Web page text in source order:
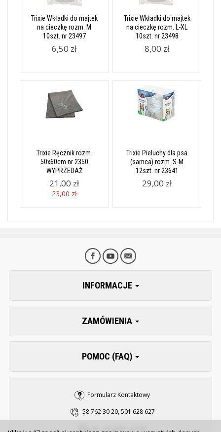
Trixie Wkładki do majtek
na cieczkę rozm. M
10szt. nr 23497
6,50 zł
Trixie Wkładki do majtek
na cieczkę rozm. L-XL
10szt. nr 23498
8,00 zł
Trixie Ręcznik rozm.
50x60cm nr 2350
WYPRZEDAŻ
21,00 zł
23,00 zł
Trixie Pieluchy dla psa
(samca) rozm. S-M
12szt. nr 23641
29,00 zł
INFORMACJE
ZAMÓWIENIA
POMOC (FAQ)
Formularz Kontaktowy
58 762 30 20, 501 628 627